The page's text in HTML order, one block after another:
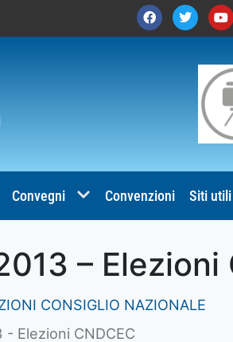
Convegni Convenzioni Siti utili
– Elezioni
CONSIGLIO NAZIONALE
Elezioni CNDCEC